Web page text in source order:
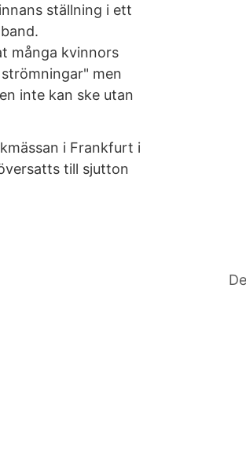
ställning i ett
många kvinnors
men
inte kan ske utan
i Frankfurt i
till sjutton